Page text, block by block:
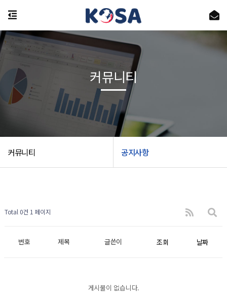
커뮤니티 공지사항
커뮤니티
Total 0건 1 페이지
번호 제목 글쓴이 조회 날짜
게시물이 없습니다.